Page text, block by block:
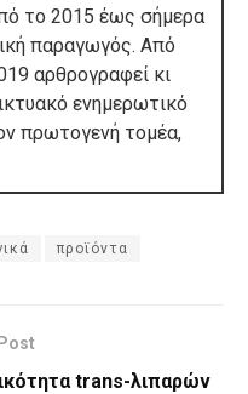
το 2015 έως σήμερα
παραγωγός. Από
αρθρογραφεί κι
ενημερωτικό
πρωτογενή τομέα,
προϊόντα
trans-λιπαρών